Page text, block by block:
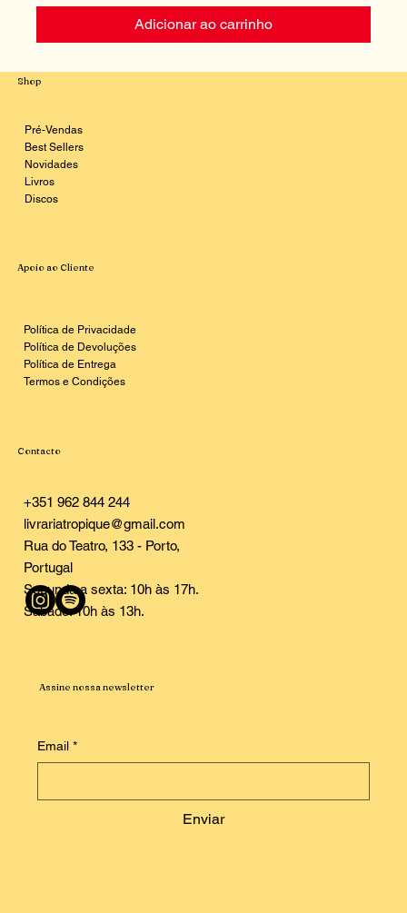
Adicionar ao carrinho
Shop
Pré-Vendas
Best Sellers
Novidades
Livros
Discos
Apoio ao Cliente
Política de Privacidade
Política de Devoluções
Política de Entrega
Termos e Condições
Contacto
+351 962 844 244
livrariatropique@gmail.com
Rua do Teatro, 133 - Porto,
Portugal
Segunda a sexta: 10h às 17h.
Sábado: 10h às 13h.
Email *
Enviar
Assine nossa newsletter